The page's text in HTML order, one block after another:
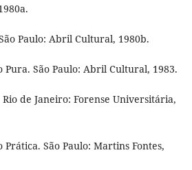
São Paulo: Abril Cultural, 1980b.
Pura. São Paulo: Abril Cultural, 1983.
Rio de Janeiro: Forense Universitária,
Prática. São Paulo: Martins Fontes,